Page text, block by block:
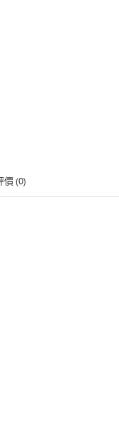
價 (0)